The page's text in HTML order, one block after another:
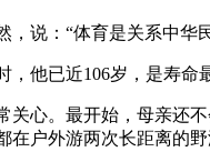
说：“体育是关系中华
他已近106岁，是寿命
心。最开始，母亲还
户外游两次长距离的